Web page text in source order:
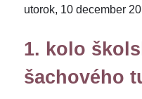
utorok, 10 december
1. kolo
šachového